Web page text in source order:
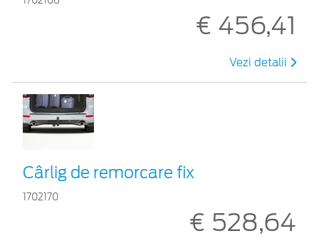
€ 456,41
Vezi detalii
Cârlig de remorcare fix
1702170
€ 528,64